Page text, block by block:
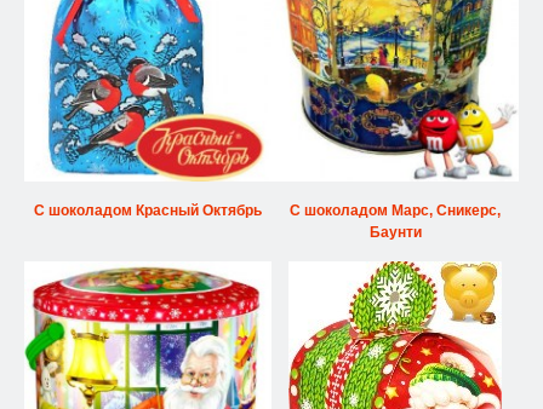
С шоколадом Красный Октябрь
С шоколадом Марс, Сникерс,
Баунти